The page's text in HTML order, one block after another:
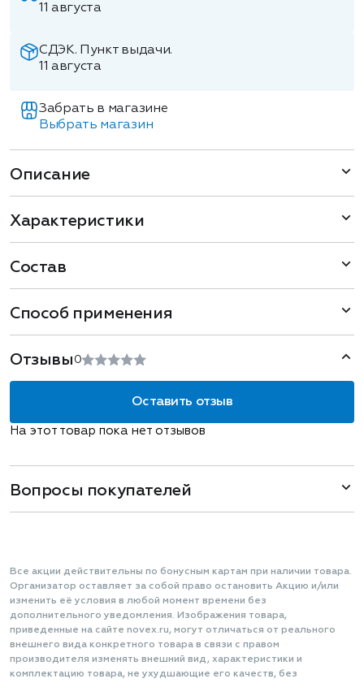
11 августа
СДЭК. Пункт выдачи.
11 августа
Забрать в магазине
Выбрать магазин
Описание
Характеристики
Состав
Способ применения
Отзывы 0
Оставить отзыв
На этот товар пока нет отзывов
Вопросы покупателей
Все акции действительны по бонусным картам при наличии товара.
Организатор оставляет за собой право остановить Акцию и/или
изменить её условия в любой момент времени без
дополнительного уведомления. Изображения товара,
приведенные на сайте novex.ru, могут отличаться от реального
внешнего вида конкретного товара в связи с правом
производителя изменять внешний вид, характеристики и
комплектацию товара, не ухудшающие его качеств, без